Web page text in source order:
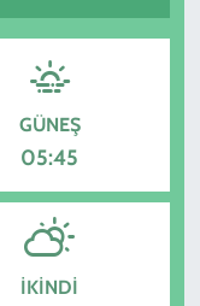
GÜNEŞ
05:45
İKINDI